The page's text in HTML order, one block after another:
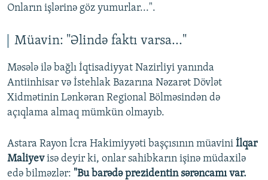
Onların işlərinə göz yumurlar...".
Müavin: "Əlində faktı varsa..."
Məsələ ilə bağlı İqtisadiyyat Nazirliyi yanında
Antiinhisar və İstehlak Bazarına Nəzarət Dövlət
Xidmətinin Lənkəran Regional Bölməsindən də
açıqlama almaq mümkün olmayıb.
Astara Rayon İcra Hakimiyyəti başçısının müavini İlqar
Maliyevisə deyir ki, onlar sahibkarın işinə müdaxilə
edə bilməzlər: "Bu barədə prezidentin sərəncamı var.